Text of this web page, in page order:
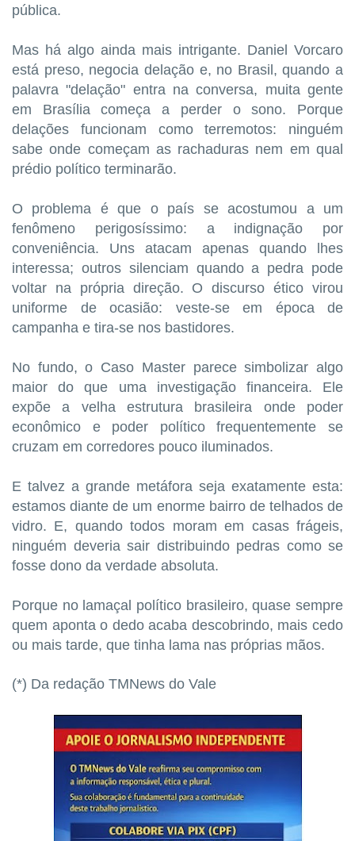
pública.
Mas há algo ainda mais intrigante. Daniel Vorcaro
está preso, negocia delação e, no Brasil, quando a
palavra "delação" entra na conversa, muita gente
em Brasília começa a perder o sono. Porque
delações funcionam como terremotos: ninguém
sabe onde começam as rachaduras nem em qual
prédio político terminarão.
O problema é que o país se acostumou a um
fenômeno perigosíssimo: a indignação por
conveniência. Uns atacam apenas quando lhes
interessa; outros silenciam quando a pedra pode
voltar na própria direção. O discurso ético virou
uniforme de ocasião: veste-se em época de
campanha e tira-se nos bastidores.
No fundo, o Caso Master parece simbolizar algo
maior do que uma investigação financeira. Ele
expõe a velha estrutura brasileira onde poder
econômico e poder político frequentemente se
cruzam em corredores pouco iluminados.
E talvez a grande metáfora seja exatamente esta:
estamos diante de um enorme bairro de telhados de
vidro. E, quando todos moram em casas frágeis,
ninguém deveria sair distribuindo pedras como se
fosse dono da verdade absoluta.
Porque no lamaçal político brasileiro, quase sempre
quem aponta o dedo acaba descobrindo, mais cedo
ou mais tarde, que tinha lama nas próprias mãos.
(*) Da redação TMNews do Vale